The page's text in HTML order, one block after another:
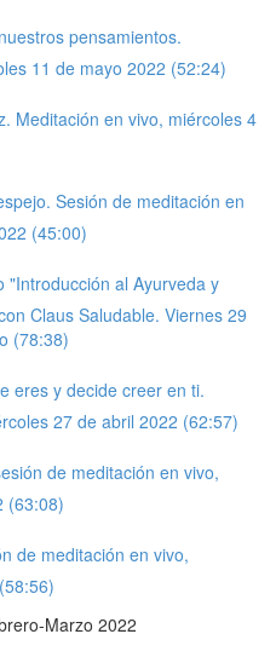
pensamientos.
11 de mayo 2022 (52:24)
Meditación en vivo, miércoles 4
Sesión de meditación en
(45:00)
"Introducción al Ayurveda y
Claus Saludable. Viernes 29
(78:38)
eres y decide creer en ti.
27 de abril 2022 (62:57)
de meditación en vivo,
(63:08)
de meditación en vivo,
Marzo 2022